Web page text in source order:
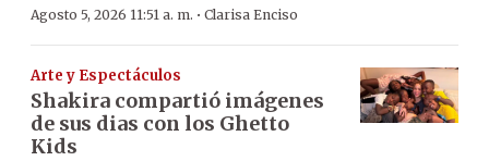
Agosto 5, 2026 11:51 a. m. · Clarisa Enciso
Arte y Espectáculos
Shakira compartió imágenes
de sus dias con los Ghetto
Kids